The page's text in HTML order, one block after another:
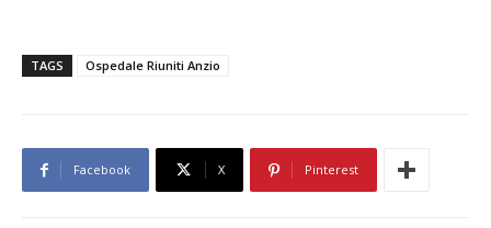
TAGS Ospedale Riuniti Anzio
Facebook X Pinterest